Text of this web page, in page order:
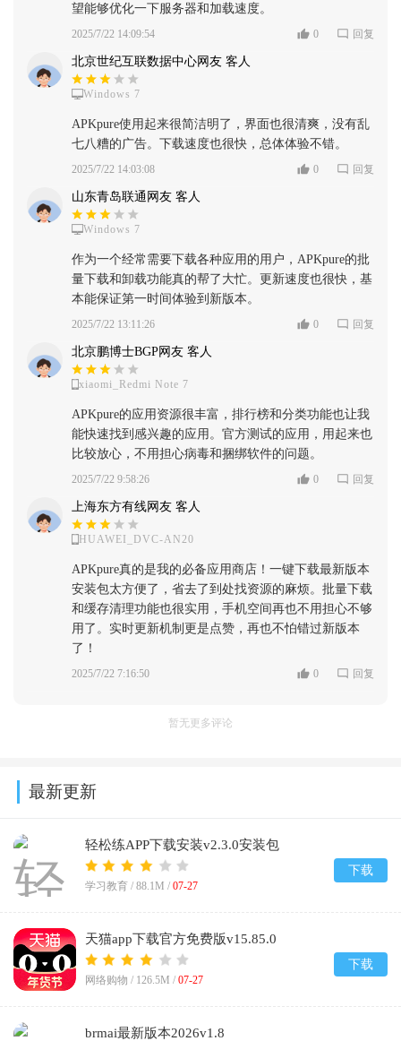
望能够优化一下服务器和加载速度。
2025/7/22 14:09:54 0 回复
北京世纪互联数据中心网友 客人
Windows 7
APKpure使用起来很简洁明了，界面也很清爽，没有乱
七八糟的广告。下载速度也很快，总体体验不错。
2025/7/22 14:03:08 0 回复
山东青岛联通网友 客人
Windows 7
作为一个经常需要下载各种应用的用户，APKpure的批
量下载和卸载功能真的帮了大忙。更新速度也很快，基
本能保证第一时间体验到新版本。
2025/7/22 13:11:26 0 回复
北京鹏博士BGP网友 客人
xiaomi_Redmi Note 7
APKpure的应用资源很丰富，排行榜和分类功能也让我
能快速找到感兴趣的应用。官方测试的应用，用起来也
比较放心，不用担心病毒和捆绑软件的问题。
2025/7/22 9:58:26 0 回复
上海东方有线网友 客人
HUAWEI_DVC-AN20
APKpure真的是我的必备应用商店！一键下载最新版本
安装包太方便了，省去了到处找资源的麻烦。批量下载
和缓存清理功能也很实用，手机空间再也不用担心不够
用了。实时更新机制更是点赞，再也不怕错过新版本
了！
2025/7/22 7:16:50 0 回复
暂无更多评论
最新更新
轻松练APP下载安装v2.3.0安装包
学习教育 / 88.1M / 07-27
下载
天猫app下载官方免费版v15.85.0
网络购物 / 126.5M / 07-27
下载
brmai最新版本2026v1.8